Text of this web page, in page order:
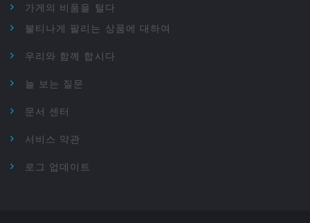
가게의 비품을 털다
불티나게 팔리는 상품에 대하여
우리와 함께 합시다
늘 보는 질문
문서 센터
서비스 약관
로그 업데이트